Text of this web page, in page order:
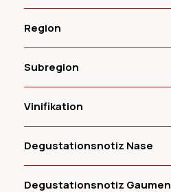
Region
Subregion
Vinifikation
Degustationsnotiz Nase
Degustationsnotiz Gaumen